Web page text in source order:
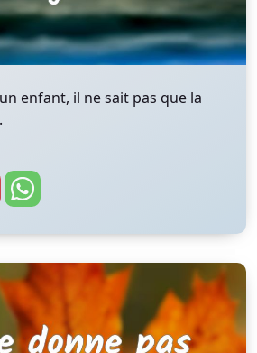
enfant, il ne sait pas que la